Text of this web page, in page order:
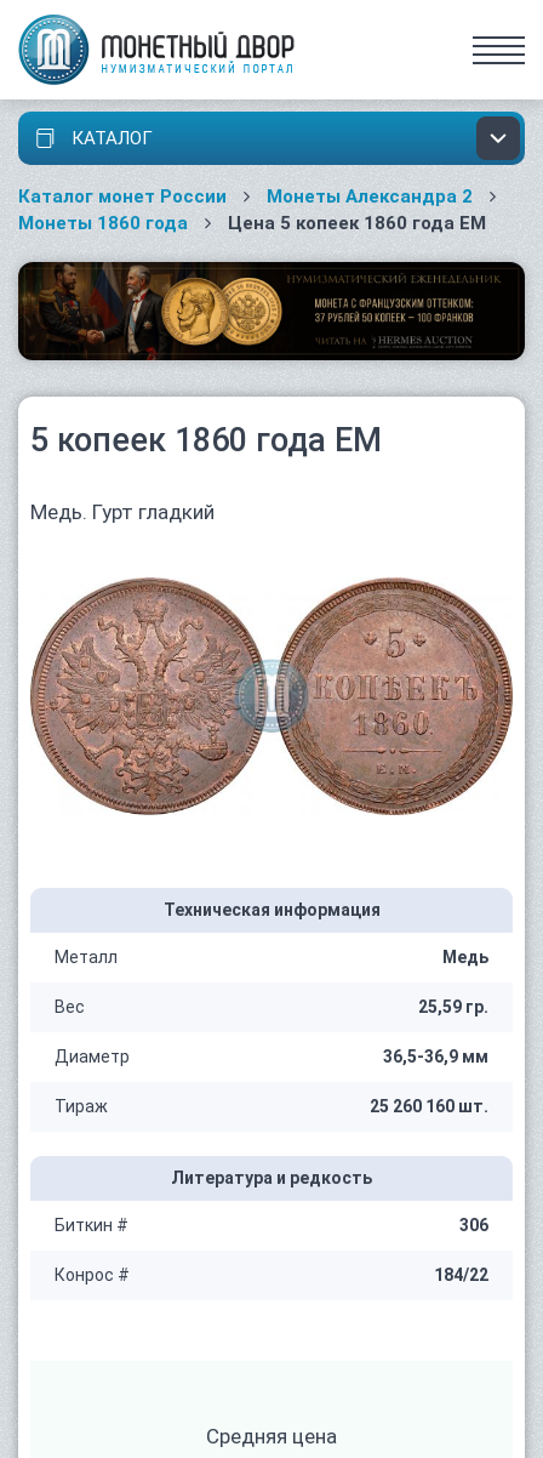
КАТАЛОГ
Каталог монет России
Монеты Александра 2
Монеты 1860 года
Цена 5 копеек 1860 года ЕМ
5 копеек 1860 года ЕМ
Медь. Гурт гладкий
Техническая информация
Металл Медь
Вес 25,59 гр.
Диаметр 36,5-36,9 мм
Тираж 25 260 160 шт.
Литература и редкость
Биткин # 306
Конрос # 184/22
Средняя цена